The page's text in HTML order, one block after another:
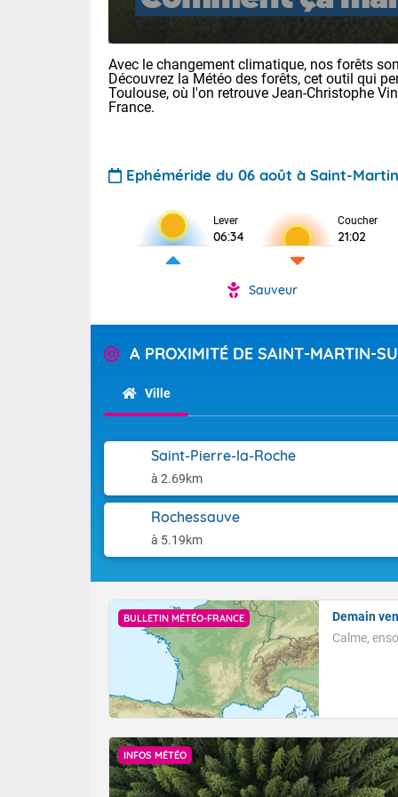
TENDANCE
Pour la
Cette
Tendance
Avec le changement climatique, nos forêts
Découvrez la Météo des forêts, cet outil qui
Toulouse, où l'on retrouve Jean-Christophe
France.
Ephéméride du 06 août à Saint-
Lever
06:34
Coucher
21:02
Sauveur
A PROXIMITÉ DE SAINT-MARTIN-
Ville
Saint-Pierre-la-Roche
à 2.69km
Rochessauve
à 5.19km
BULLETIN MÉTÉO-FRANCE
Demain
Calme,
Voici les
Limoges :
Lille : 24/12
territoire. On
côtes
à 18 degrés
25 à 30
degrés sur
INFOS MÉTÉO